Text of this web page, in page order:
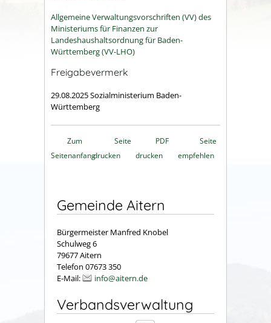
Allgemeine Verwaltungsvorschriften (VV) des
Ministeriums für Finanzen zur
Landeshaushaltsordnung für Baden-
Württemberg (VV-LHO)
Freigabevermerk
29.08.2025 Sozialministerium Baden-
Württemberg
Zum
Seitenanfang
Seite
drucken
PDF
drucken
Seite
empfehlen
Gemeinde Aitern
Bürgermeister Manfred Knobel
Schulweg 6
79677 Aitern
Telefon 07673 350
E-Mail:
info@aitern.de
Verbandsverwaltung